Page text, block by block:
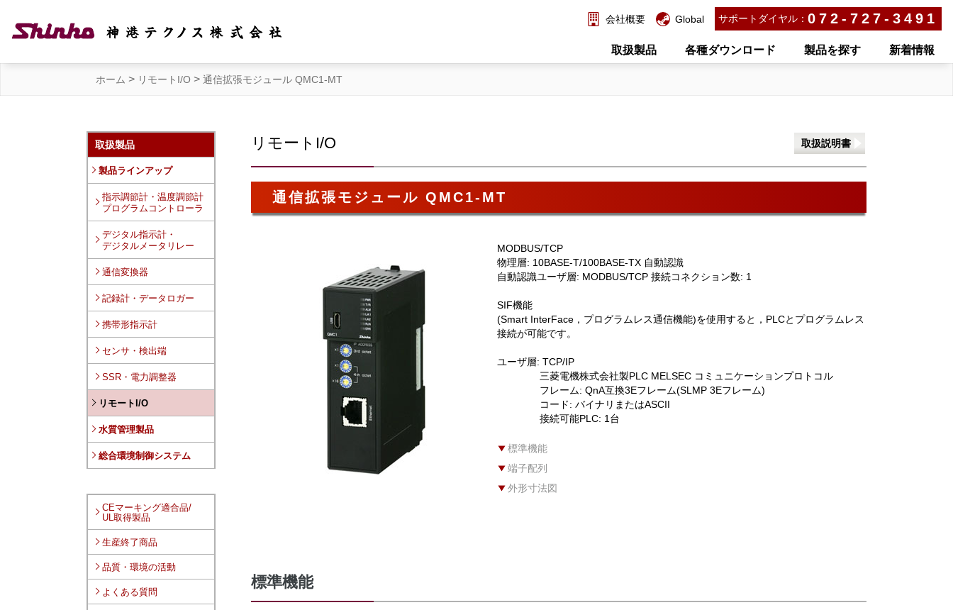
会社概要 Global サポートダイヤル： 072-727-3491
取扱製品 各種ダウンロード 製品を探す 新着情報
ホーム > リモートI/O> 通信拡張モジュール QMC1-MT
取扱製品
製品ラインアップ
指示調節計・温度調節計
プログラムコントローラ
デジタル指示計・
デジタルメータリレー
通信変換器
記録計・データロガー
携帯形指示計
センサ・検出端
SSR・電力調整器
リモートI/O
水質管理製品
総合環境制御システム
CEマーキング適合品/
UL取得製品
生産終了商品
品質・環境の活動
よくある質問
リモートI/O 取扱説明書
通信拡張モジュール QMC1-MT
MODBUS/TCP
物理層: 10BASE-T/100BASE-TX 自動認識
自動認識ユーザ層: MODBUS/TCP 接続コネクション数: 1
SIF機能
(Smart InterFace，プログラムレス通信機能)を使用すると，PLCとプログラムレス
接続が可能です。
ユーザ層: TCP/IP
三菱電機株式会社製PLC MELSEC コミュニケーションプロトコル
フレーム: QnA互換3Eフレーム(SLMP 3Eフレーム)
コード: バイナリまたはASCII
接続可能PLC: 1台
標準機能
端子配列
外形寸法図
標準機能